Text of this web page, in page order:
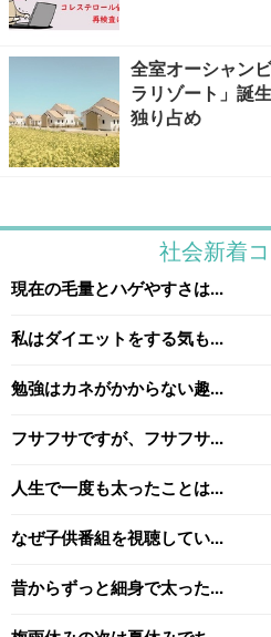
全室オーシャン
ラリゾート」誕
独り占め